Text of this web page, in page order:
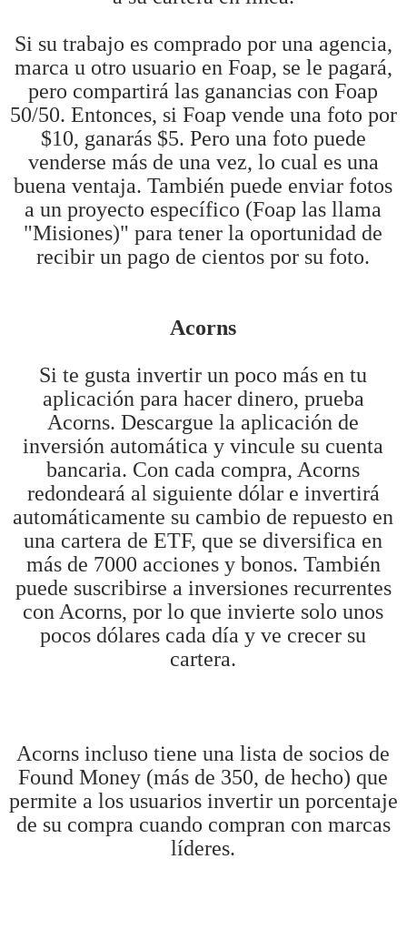
Si su trabajo es comprado por una agencia,
marca u otro usuario en Foap, se le pagará,
pero compartirá las ganancias con Foap
50/50. Entonces, si Foap vende una foto por
$10, ganarás $5. Pero una foto puede
venderse más de una vez, lo cual es una
buena ventaja. También puede enviar fotos
a un proyecto específico (Foap las llama
"Misiones)" para tener la oportunidad de
recibir un pago de cientos por su foto.
Acorns
Si te gusta invertir un poco más en tu
aplicación para hacer dinero, prueba
Acorns. Descargue la aplicación de
inversión automática y vincule su cuenta
bancaria. Con cada compra, Acorns
redondeará al siguiente dólar e invertirá
automáticamente su cambio de repuesto en
una cartera de ETF, que se diversifica en
más de 7000 acciones y bonos. También
puede suscribirse a inversiones recurrentes
con Acorns, por lo que invierte solo unos
pocos dólares cada día y ve crecer su
cartera.
Acorns incluso tiene una lista de socios de
Found Money (más de 350, de hecho) que
permite a los usuarios invertir un porcentaje
de su compra cuando compran con marcas
líderes.